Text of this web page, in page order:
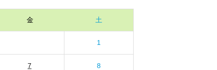
金 土
1
7 8